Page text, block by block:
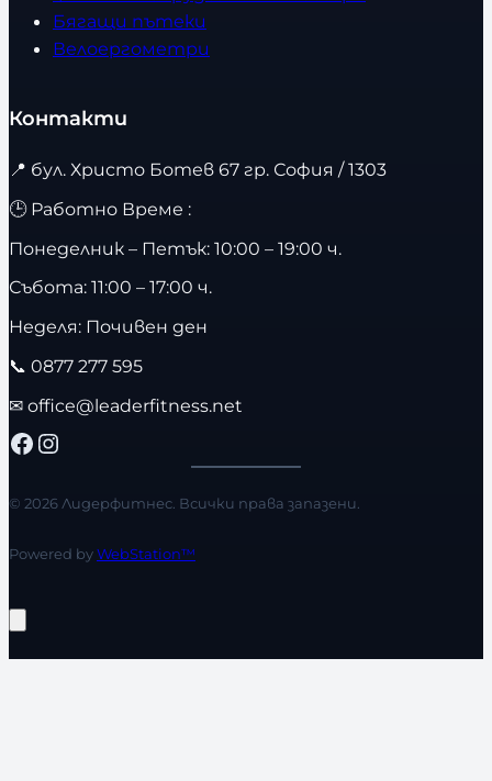
Бягащи пътеки
Велоергометри
Контакти
📍 бул. Христо Ботев 67 гр. София / 1303
🕒 Работно Време :
Понеделник – Петък: 10:00 – 19:00 ч.
Събота: 11:00 – 17:00 ч.
Неделя: Почивен ден
📞 0877 277 595
✉ office@leaderfitness.net
Facebook Instagram
© 2026 Лидерфитнес. Всички права запазени.
Powered byWebStation™